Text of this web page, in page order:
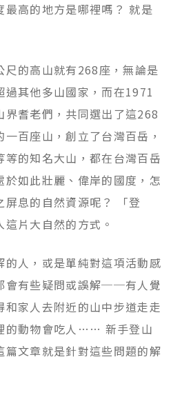
最高的地方是哪裡嗎？ 就是
尺的高山就有268座，無論是
過其他多山國家，而在1971
耆老們，共同選出了這268
百座山，創立了台灣百岳，
的知名大山，都在台灣百岳
如此壯麗、偉岸的國度，怎
屏息的自然資源呢？ 「登
片大自然的方式。
的人，或是單純對這項活動感
會有些疑問或誤解──有人覺
家人去附近的山中步道走走
的動物會吃人…… 新手登山
文章就是針對這些問題的解